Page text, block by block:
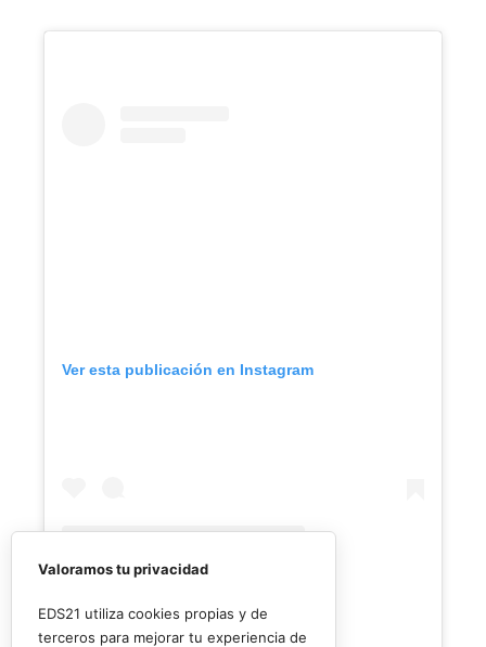
Ver esta publicación en Instagram
Valoramos tu privacidad
EDS21 utiliza cookies propias y de
terceros para mejorar tu experiencia de